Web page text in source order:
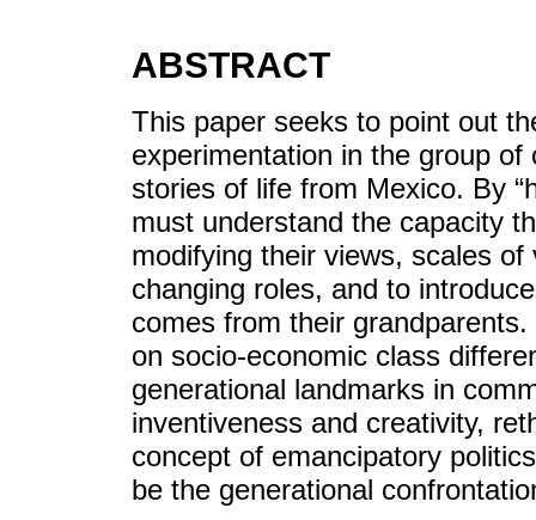
ABSTRACT
This paper seeks to point out
experimentation in the group
stories of life from Mexico. By
must understand the capacity
modifying their views, scales
changing roles, and to
comes from their
on socio-economic class
generational landmarks in
inventiveness and creativity,
concept of emancipatory
be the generational